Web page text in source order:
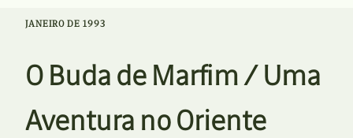
JANEIRO DE 1993
O Buda de Marfim / Uma
Aventura no Oriente